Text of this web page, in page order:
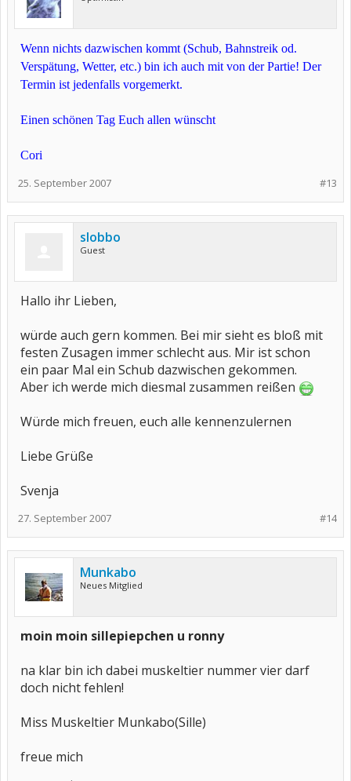
Wenn nichts dazwischen kommt (Schub, Bahnstreik od.
Verspätung, Wetter, etc.) bin ich auch mit von der Partie! Der
Termin ist jedenfalls vorgemerkt.
Einen schönen Tag Euch allen wünscht
Cori
#13
25. September 2007
slobbo
Guest
Hallo ihr Lieben,
würde auch gern kommen. Bei mir sieht es bloß mit
festen Zusagen immer schlecht aus. Mir ist schon
ein paar Mal ein Schub dazwischen gekommen.
Aber ich werde mich diesmal zusammen reißen
Würde mich freuen, euch alle kennenzulernen
Liebe Grüße
Svenja
#14
27. September 2007
Munkabo
Neues Mitglied
moin moin sillepiepchen u ronny
na klar bin ich dabei muskeltier nummer vier darf
doch nicht fehlen!
Miss Muskeltier Munkabo(Sille)
freue mich